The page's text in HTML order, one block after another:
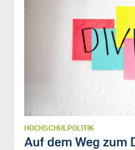
HOCHSCHULPOLITIK
Auf dem Weg